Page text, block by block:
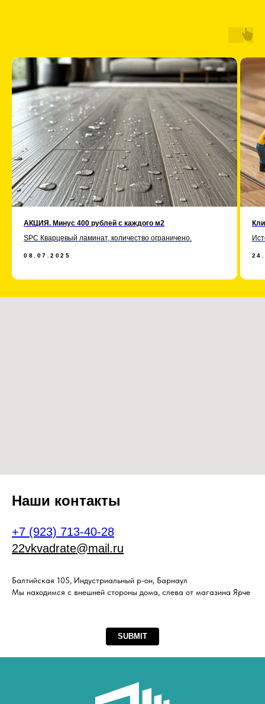
АКЦИЯ. Минус 400 рублей с каждого м2
SPC Кварцевый ламинат, количество ограничено.
08.07.2025
Наши контакты
+7 (923) 713-40-28
22vkvadrate@mail.ru
Балтийская 105, Индустриальный р-он, Барнаул
Мы находимся с внешней стороны дома, слева от магазина Ярче
SUBMIT